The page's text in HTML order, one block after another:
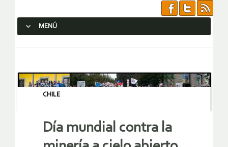
MENÚ
CHILE
Día mundial contra la